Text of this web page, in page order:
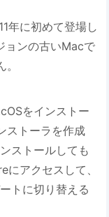
年に初めて登場し
ョンの古いMacで
をインストー
ストーラを作成
ストールしても
アクセスして、
トに切り替える